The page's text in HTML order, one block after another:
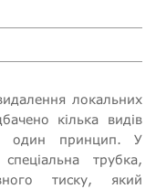
локальних
кілька видів
один принцип. У
трубка,
тиску, який